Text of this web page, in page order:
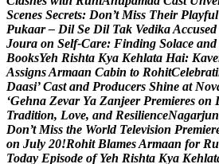
Scenes Secrets: Don’t Miss Their Playful
Pukaar – Dil Se Dil Tak VedikaAccused
Joura on Self-Care: Finding Solace and
BooksYeh Rishta Kya Kehlata Hai: Kave
AssignsArmaan Cabin to RohitCelebrati
Daasi’ Cast and Producers Shine at Nov
‘Gehna Zevar Ya Zanjeer Premieres on
Tradition, Love, and ResilienceNagarjun
Don’t Miss the World Television Premier
on July 20!Rohit BlamesArmaan for Ru
Today Episode of Yeh Rishta Kya Kehlat